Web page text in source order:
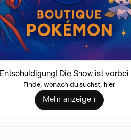
Entschuldigung! Die Show ist vorbei
Finde, wonach du suchst, hier
Mehr anzeigen